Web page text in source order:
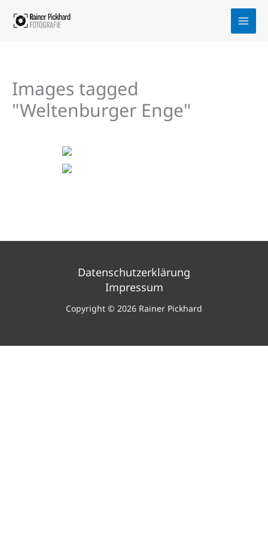
Inhalt
Images tagged
"Weltenburger Enge"
Datenschutzerklärung
Impressum
Copyright © 2026 Rainer Pickhard